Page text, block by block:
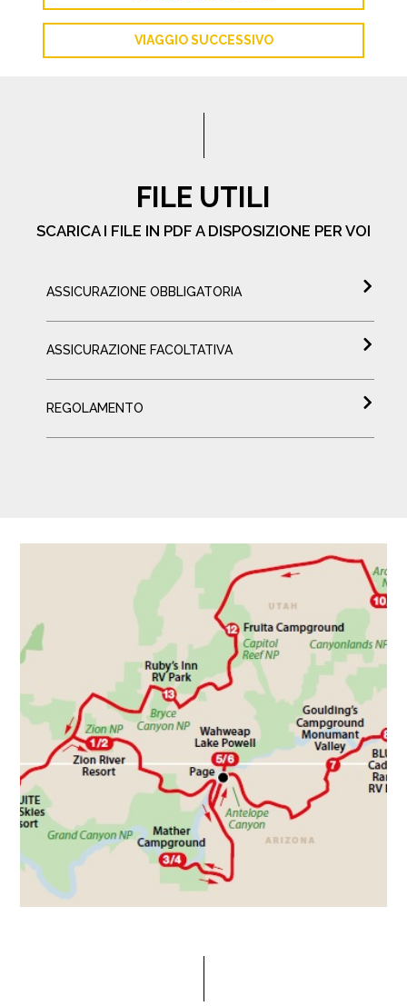
VIAGGIO SUCCESSIVO
FILE UTILI
SCARICA I FILE IN PDF A DISPOSIZIONE PER VOI
ASSICURAZIONE OBBLIGATORIA
ASSICURAZIONE FACOLTATIVA
REGOLAMENTO